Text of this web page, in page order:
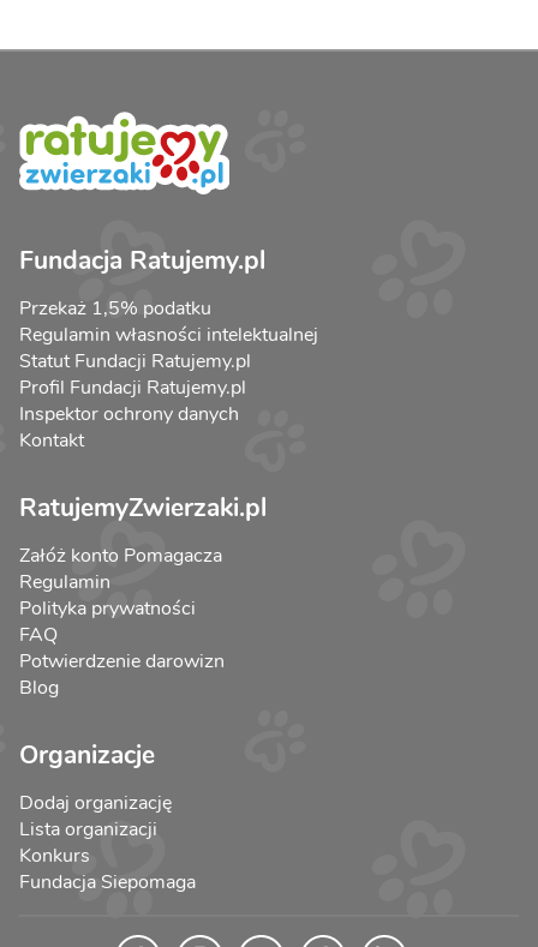
Fundacja Ratujemy.pl
Przekaż 1,5% podatku
Regulamin własności intelektualnej
Statut Fundacji Ratujemy.pl
Profil Fundacji Ratujemy.pl
Inspektor ochrony danych
Kontakt
RatujemyZwierzaki.pl
Załóż konto Pomagacza
Regulamin
Polityka prywatności
FAQ
Potwierdzenie darowizn
Blog
Organizacje
Dodaj organizację
Lista organizacji
Konkurs
Fundacja Siepomaga